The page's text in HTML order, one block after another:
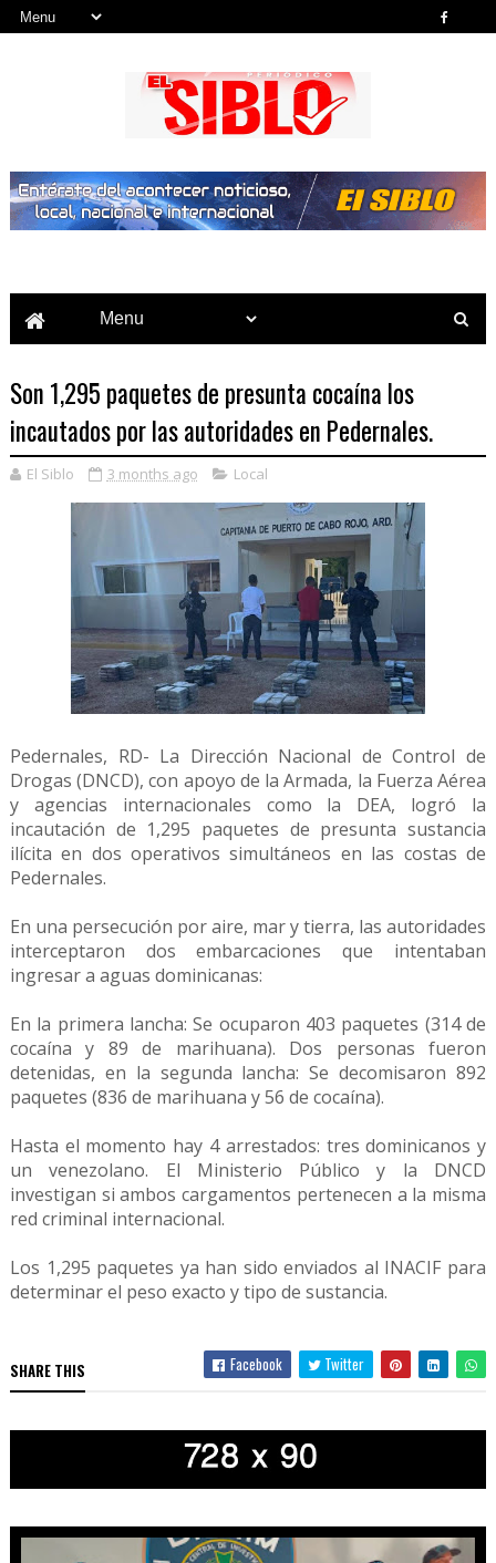
Son 1,295 paquetes de presunta cocaína los
incautados por las autoridades en Pedernales.
El Siblo 3 months ago Local
Pedernales, RD- La Dirección Nacional de Control de
Drogas (DNCD), con apoyo de la Armada, la Fuerza Aérea
y agencias internacionales como la DEA, logró la
incautación de 1,295 paquetes de presunta sustancia
ilícita en dos operativos simultáneos en las costas de
Pedernales.
En una persecución por aire, mar y tierra, las autoridades
interceptaron dos embarcaciones que intentaban
ingresar a aguas dominicanas:
En la primera lancha: Se ocuparon 403 paquetes (314 de
cocaína y 89 de marihuana). Dos personas fueron
detenidas, en la segunda lancha: Se decomisaron 892
paquetes (836 de marihuana y 56 de cocaína).
Hasta el momento hay 4 arrestados: tres dominicanos y
un venezolano. El Ministerio Público y la DNCD
investigan si ambos cargamentos pertenecen a la misma
red criminal internacional.
Los 1,295 paquetes ya han sido enviados al INACIF para
determinar el peso exacto y tipo de sustancia.
SHARE THIS Facebook Twitter